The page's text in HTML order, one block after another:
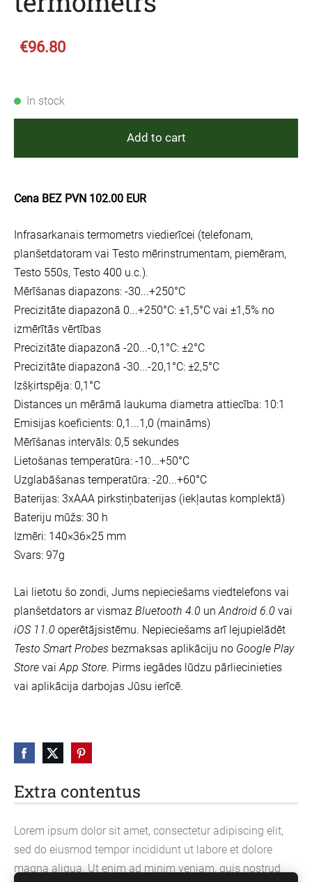
Extra contentus
Lorem ipsum dolor sit amet, consectetur adipiscing elit,
sed do eiusmod tempor incididunt ut labore et dolore
magna aliqua. Ut enim ad minim veniam, quis nostrud
€96.80
In stock
Add to cart
Cena BEZ PVN 102.00 EUR
Infrasarkanais termometrs viedierīcei (telefonam,
planšetdatoram vai Testo mērinstrumentam, piemēram,
Testo 550s, Testo 400 u.c.).
Mērīšanas diapazons: -30...+250°C
Precizitāte diapazonā 0...+250°C: ±1,5°C vai ±1,5% no
izmērītās vērtības
Precizitāte diapazonā -20...-0,1 °C: ±2°C
Precizitāte diapazonā -30...-20,1 °C: ±2,5°C
Izšķirtspēja: 0,1 °C
Distances un mērāmā laukuma diametra attiecība: 10:1
Emisijas koeficients: 0,1...1,0 (maināms)
Mērīšanas intervāls: 0,5 sekundes
Lietošanas temperatūra: -10...+50°C
Uzglabāšanas temperatūra: -20...+60°C
Baterijas: 3xAAA pirkstiņbaterijas (iekļautas komplektā)
Bateriju mūžs: 30 h
Izmēri: 140×36×25 mm
Svars: 97g
Lai lietotu šo zondi, Jums nepieciešams viedtelefons vai
planšetdators ar vismaz Bluetooth 4.0 unAndroid 6.0 vai
iOS 11.0 operētājsistēmu. Nepieciešams arī lejupielādēt
Testo Smart Probes bezmaksas aplikāciju no Google Play
Store vaiApp Store. Pirms iegādes lūdzu pārliecinieties
vai aplikācija darbojas Jūsu ierīcē.